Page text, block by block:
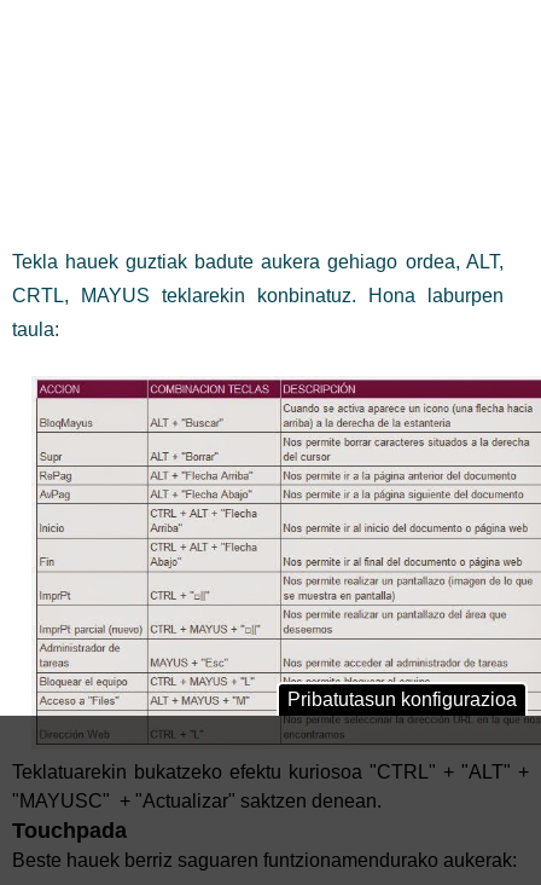
Tekla hauek guztiak badute aukera gehiago ordea, ALT,
CRTL, MAYUS teklarekin konbinatuz. Hona laburpen
taula:
Teklatuarekin bukatzeko efektu kuriosoa "CTRL" + "ALT" +
"MAYUSC" + "Actualizar" saktzen denean.
Touchpada
Beste hauek berriz saguaren funtzionamendurako aukerak:
Pribatutasun konfigurazioa